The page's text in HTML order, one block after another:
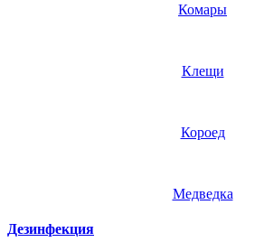
Комары
Клещи
Короед
Медведка
Дезинфекция